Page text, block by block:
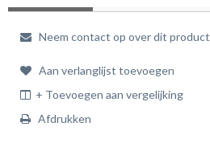
Neem contact op over dit product
Aan verlanglijst toevoegen
+ Toevoegen aan vergelijking
Afdrukken